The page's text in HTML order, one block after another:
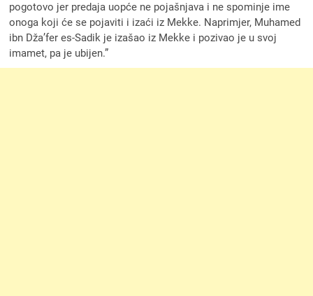
pogotovo jer predaja uopće ne pojašnjava i ne spominje ime
onoga koji će se pojaviti i izaći iz Mekke. Naprimjer, Muhamed
ibn Dža’fer es-Sadik je izašao iz Mekke i pozivao je u svoj
imamet, pa je ubijen.”